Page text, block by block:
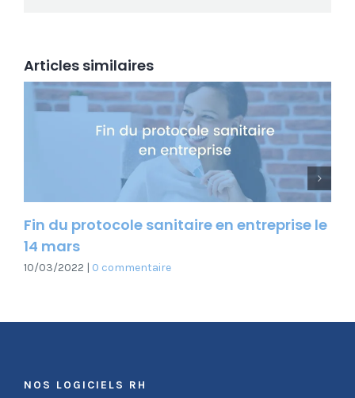
Articles similaires
Fin du protocole sanitaire en entreprise le
14 mars
10/03/2022 | 0 commentaire
Next
NOS LOGICIELS RH